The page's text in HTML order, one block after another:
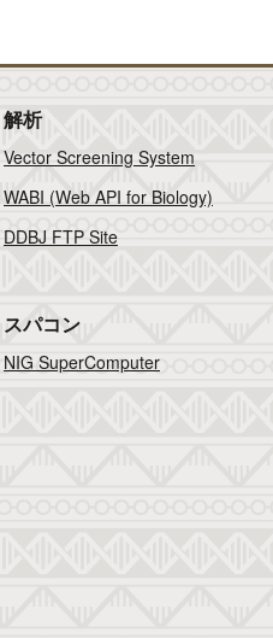
解析
Vector Screening System
WABI (Web API for Biology)
DDBJ FTP Site
スパコン
NIG SuperComputer